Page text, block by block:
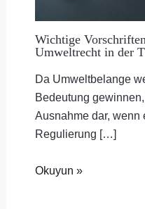
Wichtige
Umweltrecht in der
Da Umweltbelange
Bedeutung
Ausnahme dar, wenn
Regulierung […]
Okuyun »